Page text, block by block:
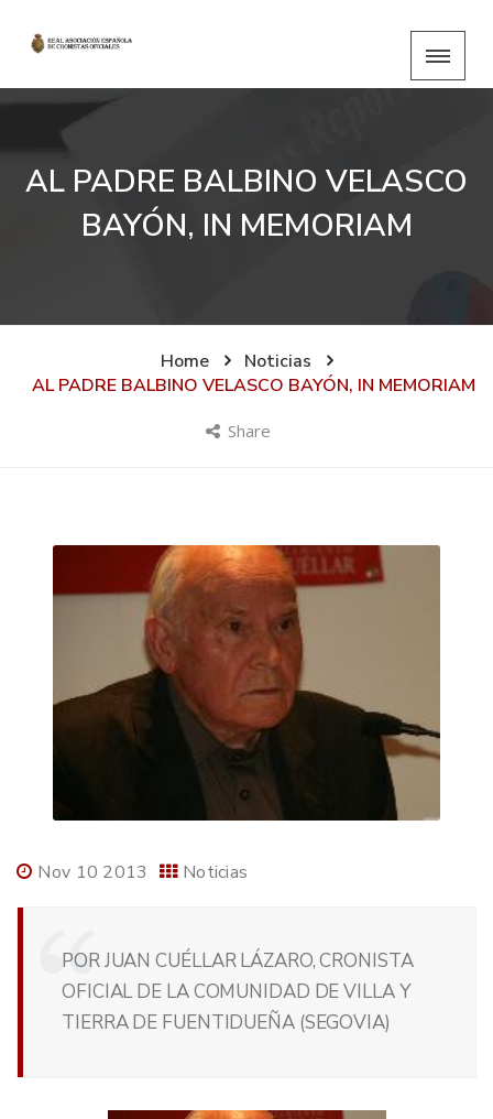
AL PADRE BALBINO VELASCO
BAYÓN, IN MEMORIAM
Home
Noticias
AL PADRE BALBINO VELASCO BAYÓN, IN MEMORIAM
Share
Nov 10 2013 Noticias
POR JUAN CUÉLLAR LÁZARO, CRONISTA
OFICIAL DE LA COMUNIDAD DE VILLA Y
TIERRA DE FUENTIDUEÑA (SEGOVIA)